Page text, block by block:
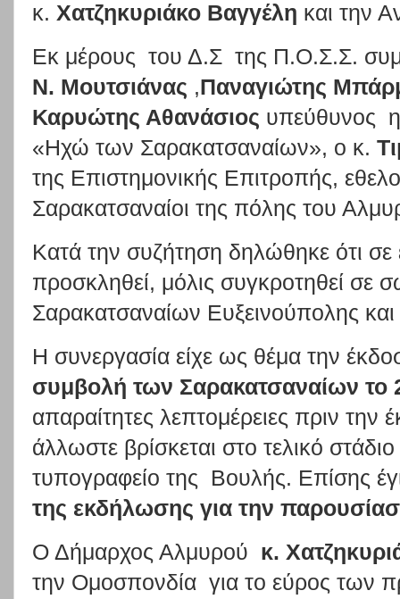
κ. Χατζηκυριάκο Βαγγέλη και την
Εκ μέρους του Δ.Σ της Π.Ο.Σ.Σ.
Ν. Μουτσιάνας ,Παναγιώτης
Καρυώτης Αθανάσιος υπεύθυνος
«Ηχώ των Σαρακατσαναίων», ο κ.
της Επιστημονικής Επιτροπής,
Σαρακατσαναίοι της πόλης του
Κατά την συζήτηση δηλώθηκε ότι
προσκληθεί, μόλις συγκροτηθεί σε
Σαρακατσαναίων Ευξεινούπολης
Η συνεργασία είχε ως θέμα την
συμβολή των Σαρακατσαναίων το
απαραίτητες λεπτομέρειες πριν την
άλλωστε βρίσκεται στο τελικό
τυπογραφείο της Βουλής. Επίσης
της εκδήλωσης για την
Ο Δήμαρχος Αλμυρού κ.
την Ομοσπονδία για το εύρος των